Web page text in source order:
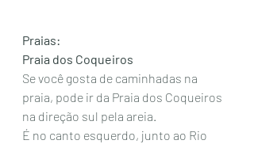
Praias:
Praia dos Coqueiros
Se você gosta de caminhadas na
praia, pode ir da Praia dos Coqueiros
na direção sul pela areia.
É no canto esquerdo, junto ao Rio